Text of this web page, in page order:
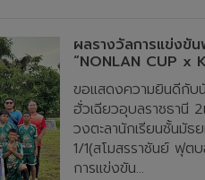
ผลรางวัลการแข่งขั
“NONLAN CUP x
ขอแสดงความยินดีกับนั
ฮั่วเฉียวอุบลราชธานี
วงตะลานักเรียนชั้นมัธ
1/1(สโมสรราชันย์ ฟุตบ
การแข่งขัน...